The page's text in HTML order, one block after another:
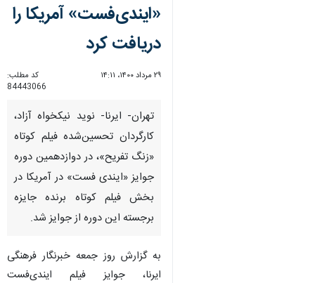
«ایندی‌فست» آمریکا را
دریافت کرد
۲۹ مرداد ۱۴۰۰، ۱۴:۱۱
کد مطلب:
84443066
تهران- ایرنا- نوید نیکخواه‌ آزاد،
کارگردان تحسین‌شده‌ فیلم کوتاه
«زنگ تفریح»، در دوازدهمین دوره
جوایز «ایندی فست» در آمریکا در
بخش فیلم کوتاه برنده جایزه
برجسته این دوره از جوایز شد.
به گزارش روز جمعه خبرنگار فرهنگی
ایرنا، جوایز فیلم ایندی‌فست